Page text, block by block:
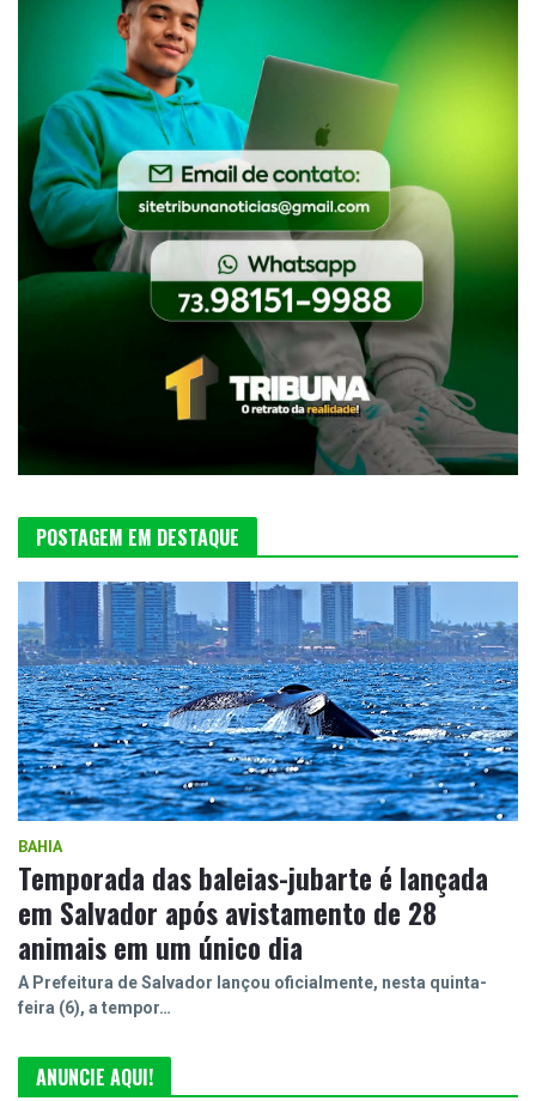
POSTAGEM EM DESTAQUE
BAHIA
Temporada das baleias-jubarte é lançada
em Salvador após avistamento de 28
animais em um único dia
A Prefeitura de Salvador lançou oficialmente, nesta quinta-
feira (6), a tempor…
ANUNCIE AQUI!